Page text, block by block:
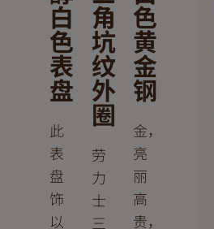
白
色
表
盘
此
表
盘
饰
以
角
坑
纹
外
圈
劳
力
士
三
色
黄
金
钢
金，
亮
丽
高
贵，